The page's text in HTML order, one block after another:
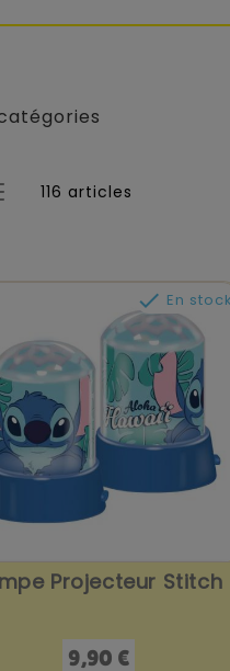
116 articles
 En stock
Projecteur Stitch
Prix
9,90 €